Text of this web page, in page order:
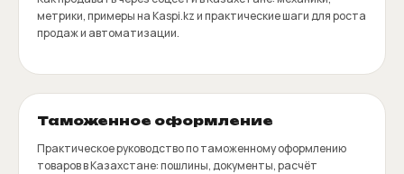
метрики, примеры на Kaspi.kz и практические шаги для роста
продаж и автоматизации.
Таможенное оформление
Практическое руководство по таможенному оформлению
товаров в Казахстане: пошлины, документы, расчёт